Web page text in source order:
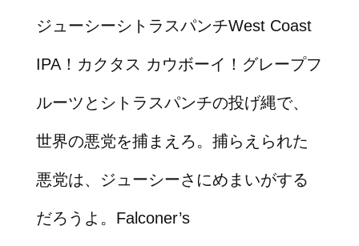
ジューシーシトラスパンチWest Coast
IPA！カクタス カウボーイ！グレープフ
ルーツとシトラスパンチの投げ縄で、
世界の悪党を捕まえろ。捕らえられた
悪党は、ジューシーさにめまいがする
だろうよ。Falconer’s